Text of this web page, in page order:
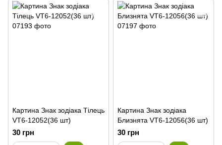
Картина Знак зодіака Тілець
VT6-12052(36 шт)
30 грн
Картина Знак зодіака
Близнята VT6-12056(36 шт)
30 грн